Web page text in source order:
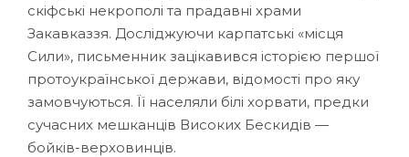
скіфські некрополі та прадавні храми
Закавказзя. Досліджуючи карпатські «місця
Сили», письменник зацікавився історією першої
протоукраїнської держави, відомості про яку
замовчуються. Її населяли білі хорвати, предки
сучасних мешканців Високих Бескидів —
бойків-верховинців.